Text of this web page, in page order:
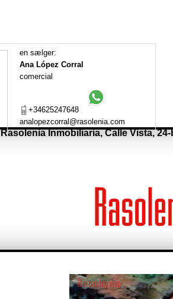
en sælger:
Ana López Corral
comercial
+34625247648
analopezcorral@rasolenia.com
Rasolenia Inmobiliaria,Calle Vista,